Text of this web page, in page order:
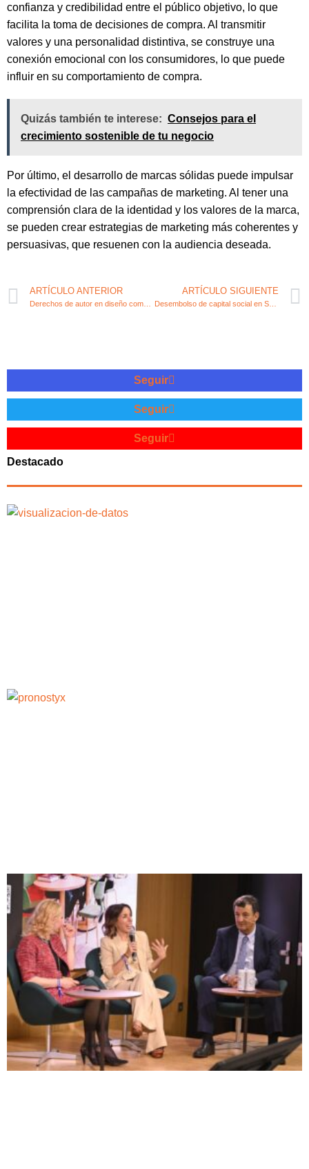
confianza y credibilidad entre el público objetivo, lo que
facilita la toma de decisiones de compra. Al transmitir
valores y una personalidad distintiva, se construye una
conexión emocional con los consumidores, lo que puede
influir en su comportamiento de compra.
Quizás también te interese: Consejos para el
crecimiento sostenible de tu negocio
Por último, el desarrollo de marcas sólidas puede impulsar
la efectividad de las campañas de marketing. Al tener una
comprensión clara de la identidad y los valores de la marca,
se pueden crear estrategias de marketing más coherentes y
persuasivas, que resuenen con la audiencia deseada.
ARTÍCULO ANTERIOR ARTÍCULO SIGUIENTE
Desembolso de capital social en Sociedad Limitada
Seguir
Seguir
Seguir
Destacado